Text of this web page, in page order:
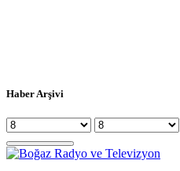
Haber Arşivi